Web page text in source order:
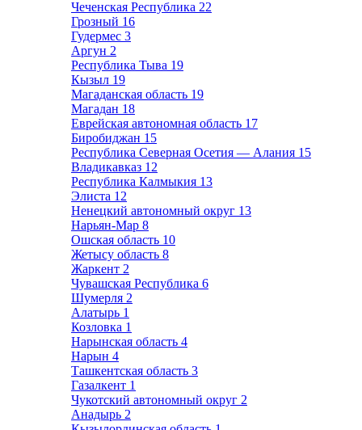
Чеченская Республика 22
Грозный 16
Гудермес 3
Аргун 2
Республика Тыва 19
Кызыл 19
Магаданская область 19
Магадан 18
Еврейская автономная область 17
Биробиджан 15
Республика Северная Осетия — Алания 15
Владикавказ 12
Республика Калмыкия 13
Элиста 12
Ненецкий автономный округ 13
Нарьян-Мар 8
Ошская область 10
Жетысу область 8
Жаркент 2
Чувашская Республика 6
Шумерля 2
Алатырь 1
Козловка 1
Нарынская область 4
Нарын 4
Ташкентская область 3
Газалкент 1
Чукотский автономный округ 2
Анадырь 2